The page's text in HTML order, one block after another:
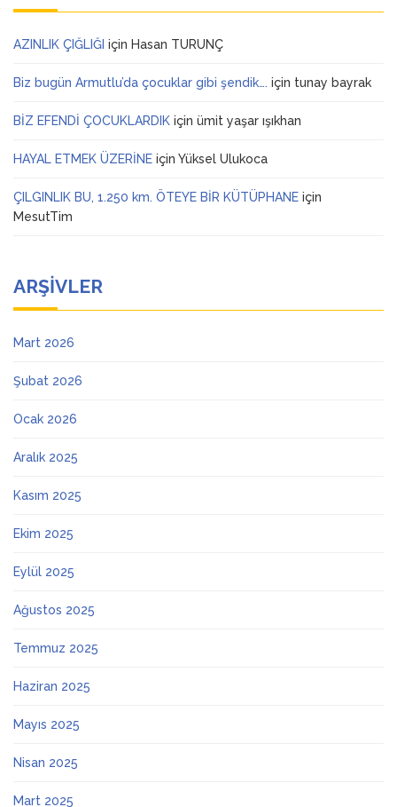
AZINLIK ÇIĞLIĞI için Hasan TURUNÇ
Biz bugün Armutlu’da çocuklar gibi şendik…. için tunay bayrak
BİZ EFENDİ ÇOCUKLARDIK için ümit yaşar ışıkhan
HAYAL ETMEK ÜZERİNE için Yüksel Ulukoca
ÇILGINLIK BU, 1.250 km. ÖTEYE BİR KÜTÜPHANE için
MesutTim
ARŞIVLER
Mart 2026
Şubat 2026
Ocak 2026
Aralık 2025
Kasım 2025
Ekim 2025
Eylül 2025
Ağustos 2025
Temmuz 2025
Haziran 2025
Mayıs 2025
Nisan 2025
Mart 2025